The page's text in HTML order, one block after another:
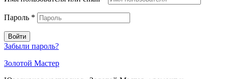
Пароль *
Войти
Забыли пароль?
Золотой Мастер